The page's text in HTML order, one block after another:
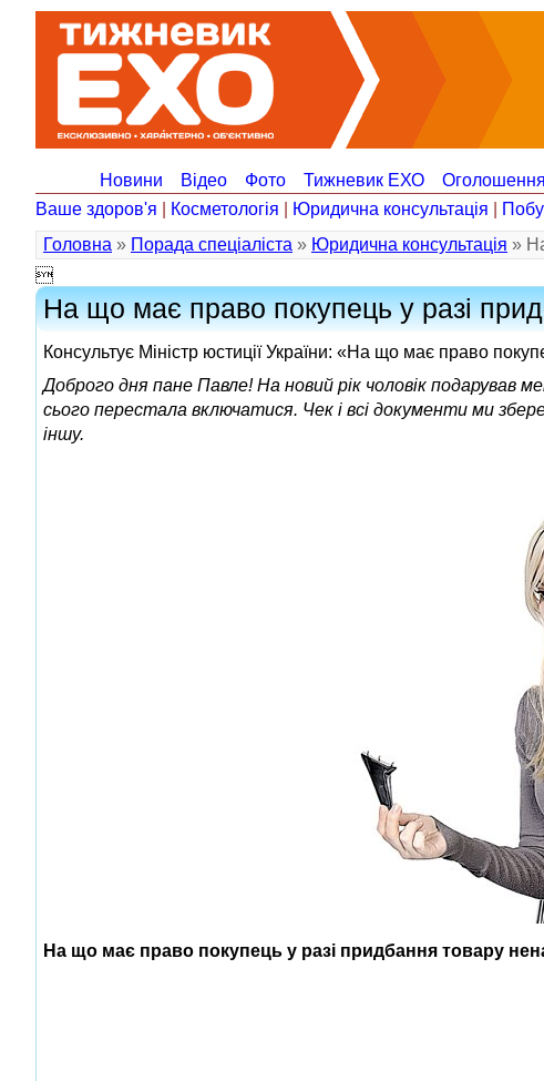
Новини Відео Фото Тижневик ЕХО Оголошення
Ваше здоров'я
Косметологія Юридична консультація
Головна » Порада спеціаліста » Юридична консультація »

На що має право покупець у разі
Консультує Міністр юстиції України: «На що має право
Доброго дня пане Павле! На новий рік чоловік подарував
сього перестала включатися. Чек і всі документи ми
іншу.
На що має право покупець у разі придбання товару